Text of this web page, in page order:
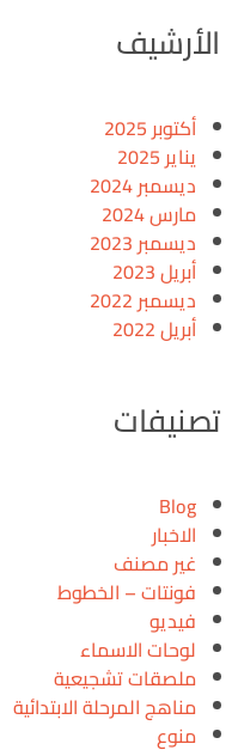
الأرشيف
أكتوبر 2025
يناير 2025
ديسمبر 2024
مارس 2024
ديسمبر 2023
أبريل 2023
ديسمبر 2022
أبريل 2022
تصنيفات
Blog
الاخبار
غير مصنف
فونتات – الخطوط
فيديو
لوحات الاسماء
ملصقات تشجيعية
مناهج المرحلة الابتدائية
منوع